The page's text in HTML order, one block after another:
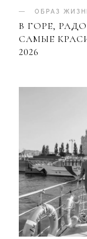
ОБРАЗ
В ГОРЕ,
САМЫЕ
2026